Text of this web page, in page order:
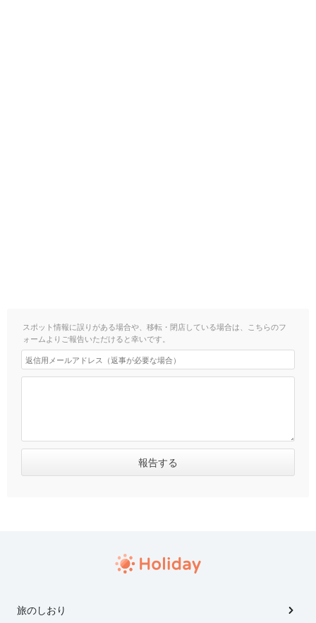
スポット情報に誤りがある場合や、移転・閉店している場合は、こちらのフ
ォームよりご報告いただけると幸いです。
旅のしおり